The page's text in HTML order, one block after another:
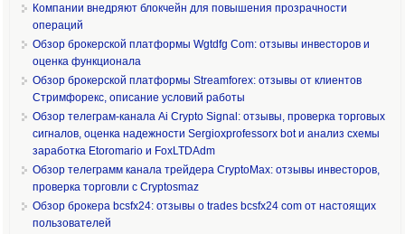
Компании внедряют блокчейн для повышения прозрачности
операций
Обзор брокерской платформы Wgtdfg Com: отзывы инвесторов и
оценка функционала
Обзор брокерской платформы Streamforex: отзывы от клиентов
Стримфорекс, описание условий работы
Обзор телеграм-канала Ai Crypto Signal: отзывы, проверка торговых
сигналов, оценка надежности Sergioxprofessorx bot и анализ схемы
заработка Etoromario и FoxLTDAdm
Обзор телеграмм канала трейдера CryptoMax: отзывы инвесторов,
проверка торговли с Cryptosmaz
Обзор брокера bcsfx24: отзывы о trades bcsfx24 com от настоящих
пользователей